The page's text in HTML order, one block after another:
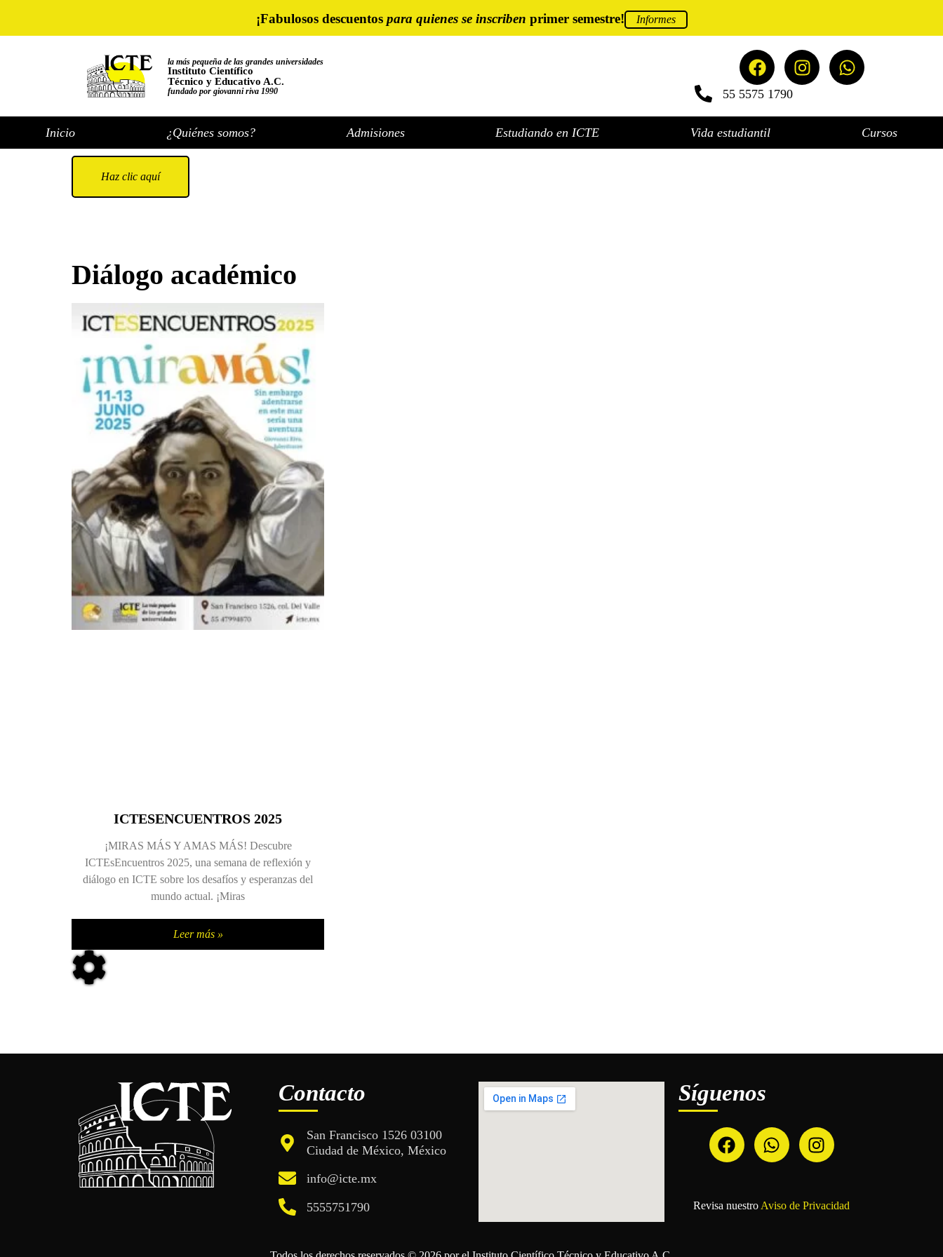
¡Fabulosos descuentos para quienes se inscriben primer semestre! Informes
la más pequeña de las grandes universidades
Instituto Científico
Técnico y Educativo A.C.
fundado por giovanni riva 1990 55 5575 1790
Inicio ¿Quiénes somos? Admisiones Estudiando en ICTE Vida estudiantil Cursos
Haz clic aquí
Diálogo académico
ICTESENCUENTROS 2025
¡MIRAS MÁS Y AMAS MÁS! Descubre
ICTEsEncuentros 2025, una semana de reflexión y
diálogo en ICTE sobre los desafíos y esperanzas del
mundo actual. ¡Miras
Leer más »
Contacto
San Francisco 1526 03100
Ciudad de México, México
info@icte.mx
5555751790
Síguenos
Revisa nuestro Aviso de Privacidad